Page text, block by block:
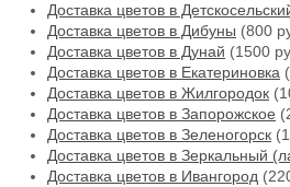
Доставка цветов в
Доставка цветов в Дибуны (800
Доставка цветов в Дунай (1500
Доставка цветов в Екатериновка
Доставка цветов в Жилгородок
Доставка цветов в Запорожское
Доставка цветов в Зеленогорск
Доставка цветов в Зеркальный
Доставка цветов в Ивангород